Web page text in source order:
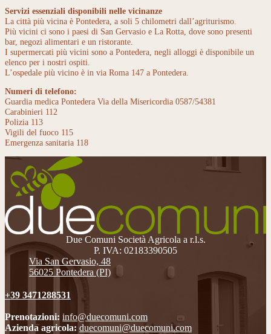
Servizi essenziali disponibili nelle vicinanze
La città più vicina è Pontedera, a soli 5 chilometri dall’agriturismo.
Più vicini ci sono i paesi di San Gervasio e La Rotta, dove sono presenti
bar, negozi alimentari e un ristorante.
I supermercati più vicini sono a Pontedera, negli alloggi è disponibile un
elenco per i nostri ospiti.
L’ospedale più vicino è in via Roma 147 a Pontedera.
Numeri di telefono:
Guardia medica Pontedera Via della Misericordia 0587/54381
Carabinieri 112
Polizia 113
Vigili del fuoco 115
Emergenza sanitaria 118
Due Comuni Società Agricola a r.l.s.
P. IVA: 02183390505
Via San Gervasio, 48
56025 Pontedera (PI)
+39 3471288531
Prenotazioni: info@duecomuni.com
Azienda agricola: duecomuni@duecomuni.com